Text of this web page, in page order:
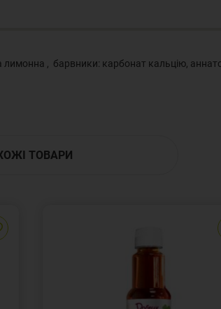
, барвники: карбонат кальцію,
ТОВАРИ